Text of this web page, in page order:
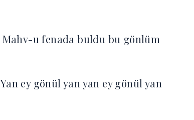
Mahv-u fenada buldu bu gönlüm
Yan ey gönül yan yan ey gönül yan